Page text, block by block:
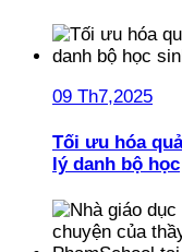
09 Th7,2025
Tối ưu hóa
lý danh bộ học